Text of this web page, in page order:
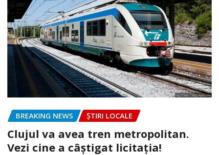
BREAKING NEWS ȘTIRI LOCALE
Clujul va avea tren metropolitan.
Vezi cine a câștigat licitația!